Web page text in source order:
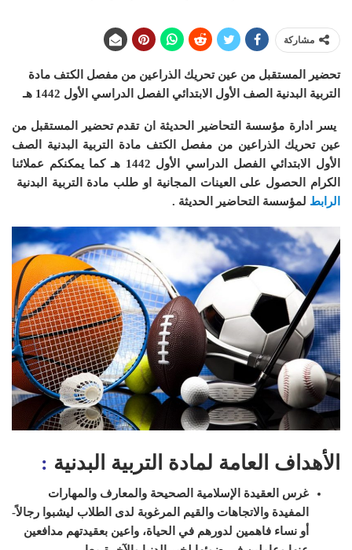
مشاركة
تحضير المستقبل من عين تحريك الذراعين من مفصل الكتف مادة
التربية البدنية الصف الأول الابتدائي الفصل الدراسي الأول 1442 هـ
يسر ادارة مؤسسة التحاضير الحديثة ان تقدم تحضير المستقبل من
عين تحريك الذراعين من مفصل الكتف مادة التربية البدنية الصف
الأول الابتدائي الفصل الدراسي الأول 1442 هـ
كما يمكنكم عملائنا
الكرام الحصول على العينات المجانية او طلب مادة التربية البدنية
الرابط لمؤسسة التحاضير الحديثة .
الأهداف العامة لمادة التربية البدنية :
غرس العقيدة الإسلامية الصحيحة والمعارف والمهارات
المفيدة والاتجاهات والقيم المرغوبة لدى الطلاب ليشبوا رجالاً-
أو نساء فاهمين لدورهم في الحياة، واعين بعقيدتهم مدافعين